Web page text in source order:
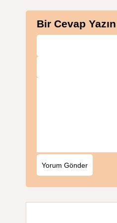
Bir Cevap Yazın